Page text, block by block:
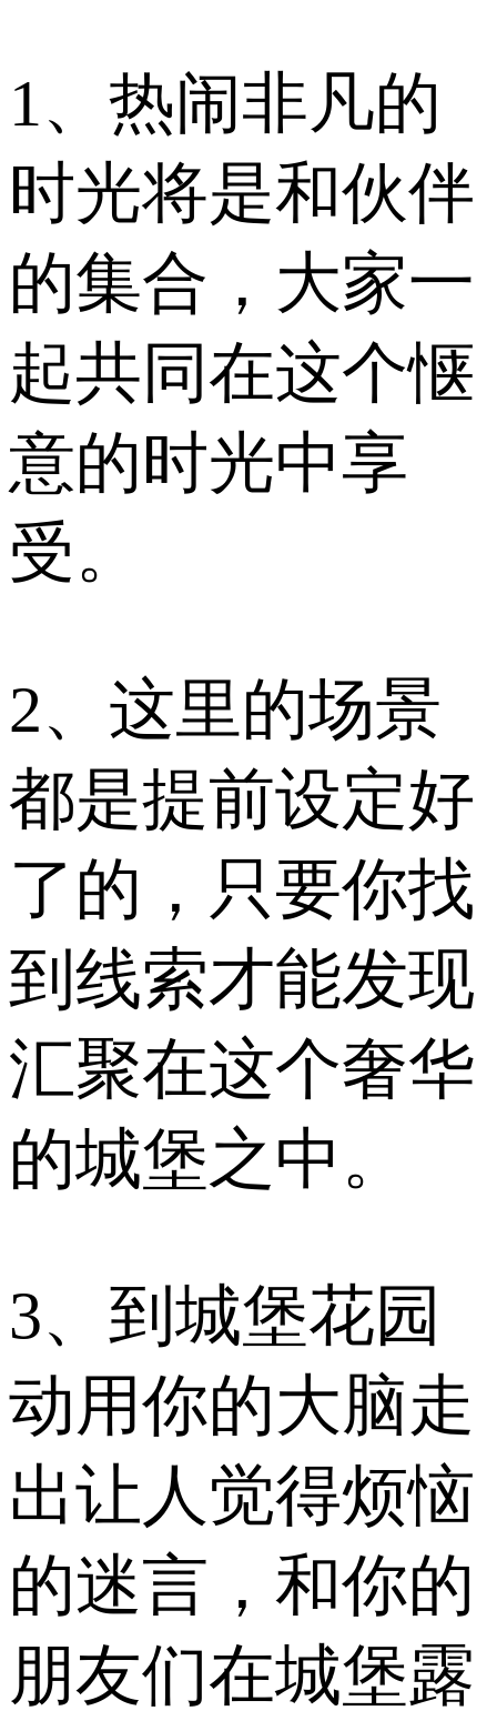
1、热闹非凡的
时光将是和伙伴
的集合，大家一
起共同在这个惬
意的时光中享
受。
2、这里的场景
都是提前设定好
了的，只要你找
到线索才能发现
汇聚在这个奢华
的城堡之中。
3、到城堡花园
动用你的大脑走
出让人觉得烦恼
的迷言，和你的
朋友们在城堡露